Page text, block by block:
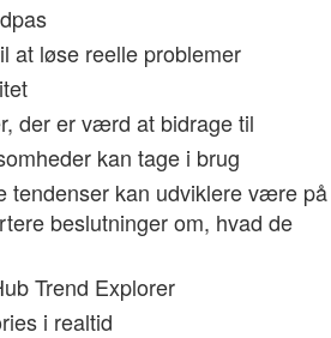
at løse reelle problemer
der er værd at bidrage til
kan tage i brug
tendenser kan udviklere være på
beslutninger om, hvad de
Trend Explorer
i realtid